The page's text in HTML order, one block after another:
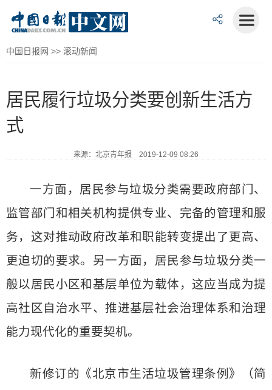
中国日报网 >> 滚动新闻
居民履行垃圾分类要创新生活方
式
来源：北京青年报 2019-12-09 08:26
一方面，居民参与垃圾分类需要政府部门、
监管部门和相关机构提供专业、完备的管理和服
务，这对推动政府改革和职能转变提出了更高、
更迫切的要求。另一方面，居民参与垃圾分类一
般以居民小区和基层单位为载体，这应当成为提
高社区自治水平、推进基层社会治理体系和治理
能力现代化的重要契机。
新修订的《北京市生活垃圾管理条例》（简